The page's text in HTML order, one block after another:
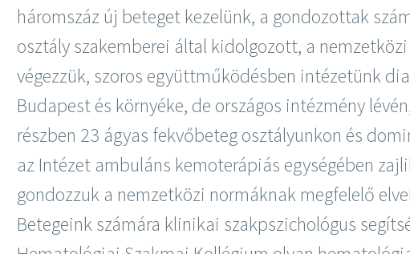
háromszáz új beteget kezelünk, a gondozottak
osztály szakemberei által kidolgozott, a
végezzük, szoros együttműködésben intézetünk
Budapest és környéke, de országos intézmény
részben 23 ágyas fekvőbeteg osztályunkon és
az Intézet ambuláns kemoterápiás egységében
gondozzuk a nemzetközi normáknak megfelelő
Betegeink számára klinikai szakpszichológus